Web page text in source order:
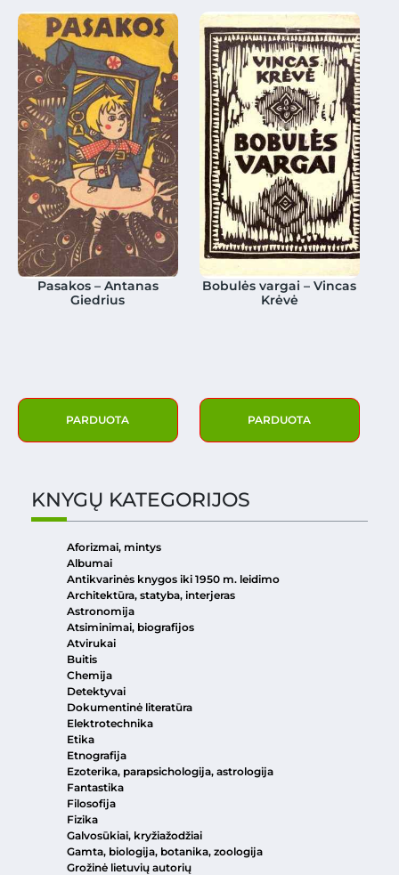
Pasakos – Antanas
Giedrius
PARDUOTA
Bobulės vargai – Vincas
Krėvė
PARDUOTA
KNYGŲ KATEGORIJOS
Aforizmai, mintys
Albumai
Antikvarinės knygos iki 1950 m. leidimo
Architektūra, statyba, interjeras
Astronomija
Atsiminimai, biografijos
Atvirukai
Buitis
Chemija
Detektyvai
Dokumentinė literatūra
Elektrotechnika
Etika
Etnografija
Ezoterika, parapsichologija, astrologija
Fantastika
Filosofija
Fizika
Galvosūkiai, kryžiažodžiai
Gamta, biologija, botanika, zoologija
Grožinė lietuvių autorių